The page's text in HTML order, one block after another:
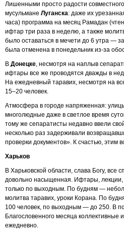
Лишенными просто радости
мусульмане Луганска: даже их
часа) программа на месяц Рамадан
ифтар три раза в неделю, а также
было оставаться в мечети до 6 утра —
была отменена в понедельник из-за
В Донецке, несмотря на наплыв
ифтары все же проводятся дважды в
На ежедневный таравих, несмотря на
15–20 человек.
Атмосфера в городе напряженная:
многолюдные даже в светлое время
тому же сепаратисты недавно ввели
несколько раз задерживали
проверки документов». К счастью, этим
Харьков
В Харьковской области, слава Богу, все
довольно насыщенная. Ифтары,
только по выходным. По будням —
молитва таравих, уроки Корана. По
100 человек, по выходным — до 250. В
Благословенного месяца коллективные
ежедневно.